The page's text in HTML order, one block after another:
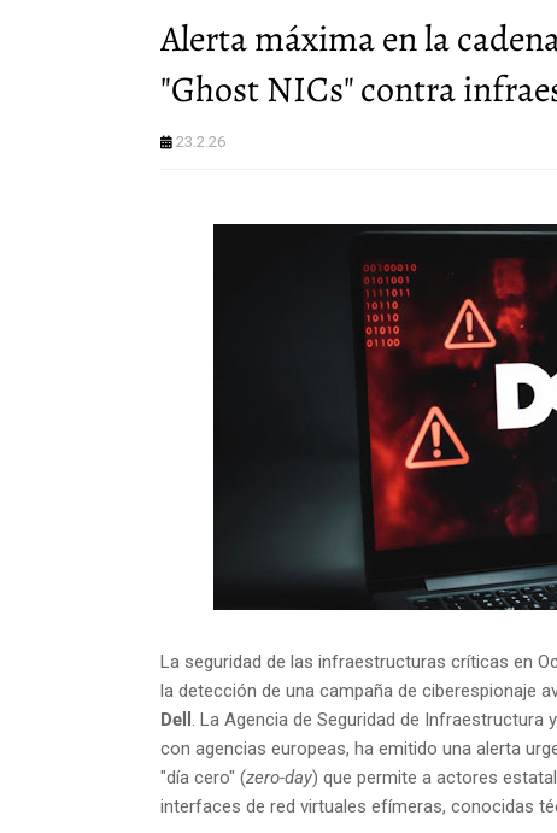
Alerta máxima en la
"Ghost NICs" contra
23.2.26
La seguridad de las infraestructuras críticas en
la detección de una campaña de ciberespionaje
Dell . La Agencia de Seguridad de Infraestructura
con agencias europeas, ha emitido una alerta
"día cero" (zero-day) que permite a actores
interfaces de red virtuales efímeras, conocidas